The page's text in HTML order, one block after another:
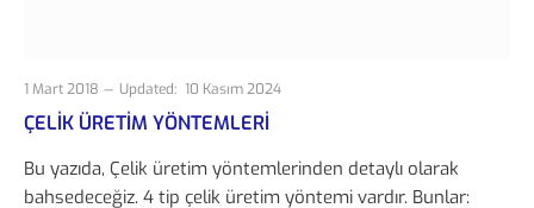
1 Mart 2018 Updated: 10 Kasım 2024
ÇELIK ÜRETIM YÖNTEMLERI
Bu yazıda, Çelik üretim yöntemlerinden detaylı olarak
bahsedeceğiz. 4 tip çelik üretim yöntemi vardır. Bunlar: